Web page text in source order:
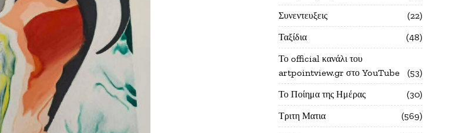
Συνεντευξεις
22
Ταξίδια
48
Το official κανάλι του
artpointview.gr στο YouTube
53
Το Ποίημα της Ημέρας
30
Τριτη Ματια
569